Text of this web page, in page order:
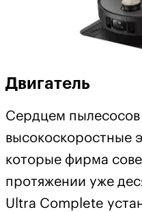
Двигатель
Сердцем пылесосов
высокоскоростные
которые фирма
протяжении уже
Ultra Complete